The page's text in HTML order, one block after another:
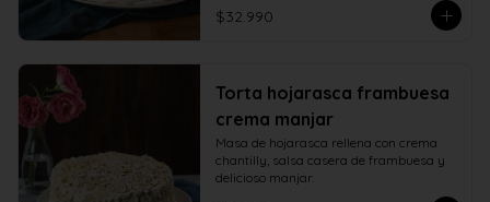
$32.990
Torta hojarasca frambuesa
crema manjar
Masa de hojarasca rellena con crema
chantilly, salsa casera de frambuesa y
delicioso manjar.